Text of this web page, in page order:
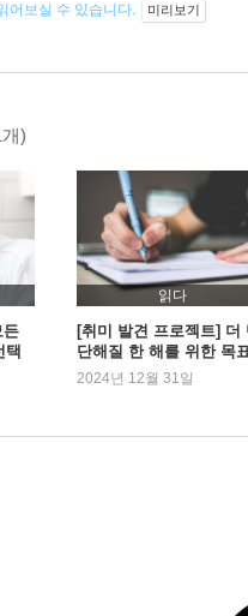
어보실 수 있습니다. 미리보기
)
든
택
예
읽다
[취미 발견 프로젝트] 더
단해질 한 해를 위한 목
세우기
2024년 12월 31일